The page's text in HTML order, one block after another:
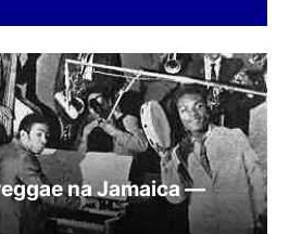
na Jamaica —